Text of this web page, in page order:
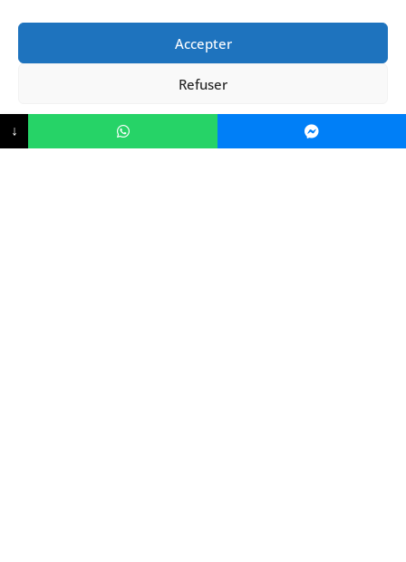
Accepter
Refuser
Déclaration de confidentialité Impressum
WhatsApp : 07 45 20 30 35
SERVICES
↓